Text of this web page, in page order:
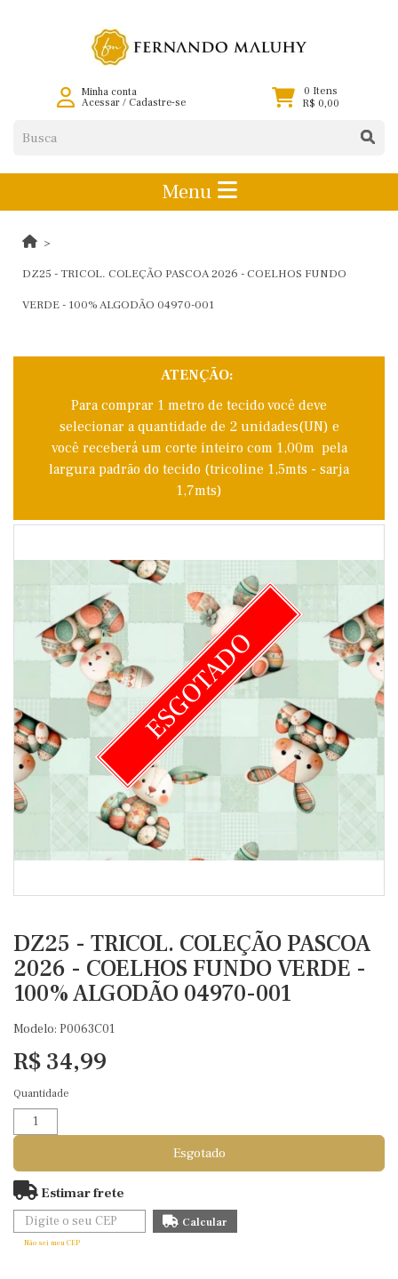
Minha conta
Acessar/ Cadastre-se
0 Itens
R$ 0,00
Menu
DZ25 - TRICOL. COLEÇÃO PASCOA 2026 - COELHOS FUNDO
VERDE - 100% ALGODÃO 04970-001
ATENÇÃO:
Para comprar 1 metro de tecido você deve
selecionar a quantidade de 2 unidades(UN) e
você receberá um corte inteiro com 1,00m pela
largura padrão do tecido (tricoline 1,5mts - sarja
1,7mts)
ESGOTADO
DZ25 - TRICOL. COLEÇÃO PASCOA
2026 - COELHOS FUNDO VERDE -
100% ALGODÃO 04970-001
Modelo: P0063C01
R$ 34,99
Quantidade
Esgotado
Estimar frete
Não sei meu CEP